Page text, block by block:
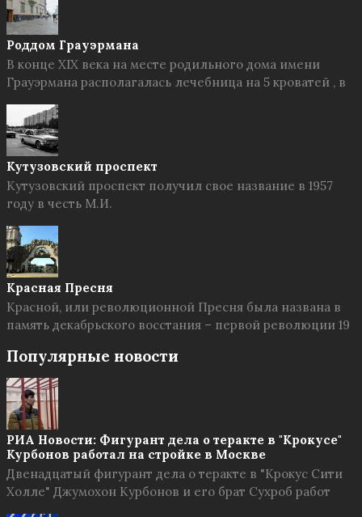
Роддом Грауэрмана
В конце XIX века на месте родильного дома имени
Грауэрмана располагалась лечебница на 5 кроватей , в
Кутузовский проспект
Кутузовский проспект получил свое название в 1957
году в честь М.И.
Красная Пресня
Красной, или революционной Пресня была названа в
память декабрьского восстания – первой революции 19
Популярные новости
РИА Новости: Фигурант дела о теракте в "Крокусе"
Курбонов работал на стройке в Москве
Двенадцатый фигурант дела о теракте в "Крокус Сити
Холле" Джумохон Курбонов и его брат Сухроб работ